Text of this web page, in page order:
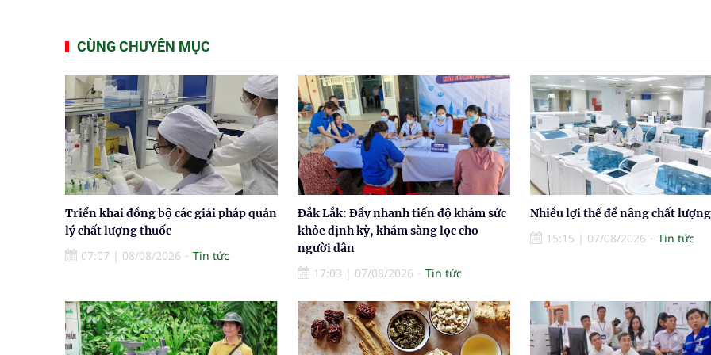
CÙNG CHUYÊN MỤC
Triển khai đồng bộ các giải pháp quản
lý chất lượng thuốc
07:07 | 08/08/2026 Tin tức
Đắk Lắk: Đẩy nhanh tiến độ khám sức
khỏe định kỳ, khám sàng lọc cho
người dân
17:03 | 07/08/2026 Tin tức
Nhiều lợi thế để nâng chất
15:15 | 07/08/2026 Tin tức